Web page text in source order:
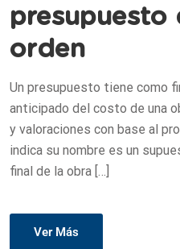
presupuesto
orden
Un presupuesto tiene como
anticipado del costo de una
y valoraciones con base al
indica su nombre es un
final de la obra […]
Ver Más